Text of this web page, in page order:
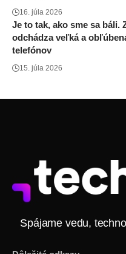
16. júla 2026
Je to tak, ako sme sa báli.
odchádza veľká a
telefónov
15. júla 2026
Spájame vedu,